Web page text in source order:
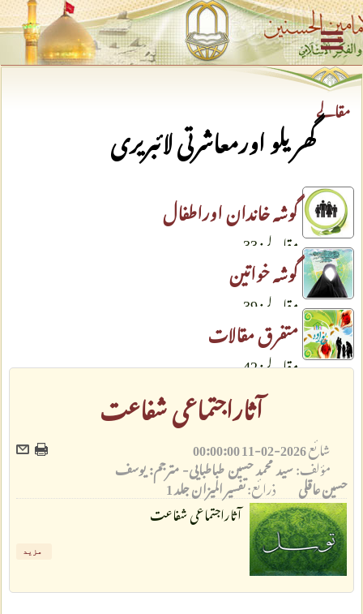
مقالے
گھریلو اورمعاشرتی لائبریری
گوشہ خاندان اوراطفال
مقالے: 33
گوشہ خواتین
مقالے: 39
متفرق مقالات
مقالے: 42
آثاراجتماعی شفاعت
شائع2026-02-11 00:00:00
مؤلف:سید محمد حسین طباطبایی- مترجم: یوسف
حسین عاقلی ذرائع:تفسیر المیزان جلد 1
آثاراجتماعی شفاعت
مزید